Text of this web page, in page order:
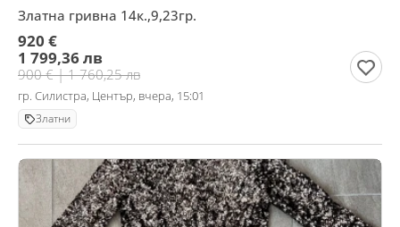
Златна гривна 14к.,9,23гр.
920 €
1 799,36 лв
900 € | 1 760,25 лв
гр. Силистра, Център, вчера, 15:01
Златни